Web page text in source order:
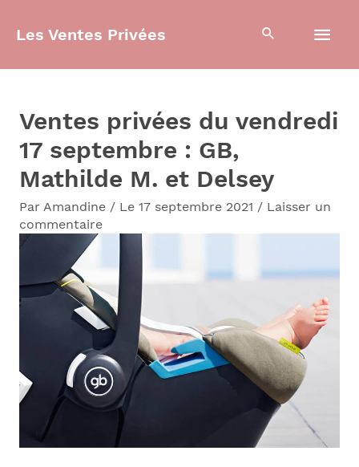
Les Ventes Privées
Ventes privées du vendredi
17 septembre : GB,
Mathilde M. et Delsey
Par Amandine / Le 17 septembre 2021 / Laisser un
commentaire